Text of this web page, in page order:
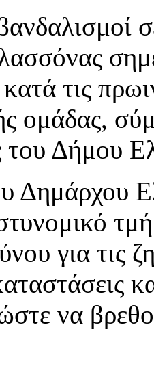
τις
ομάδας,
του Δήμου
Δημάρχου
για τις
να